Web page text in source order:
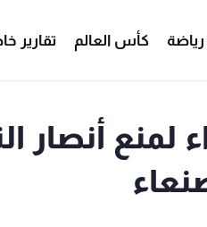
رياضة كأس العالم تقارير
لمنع أنصار